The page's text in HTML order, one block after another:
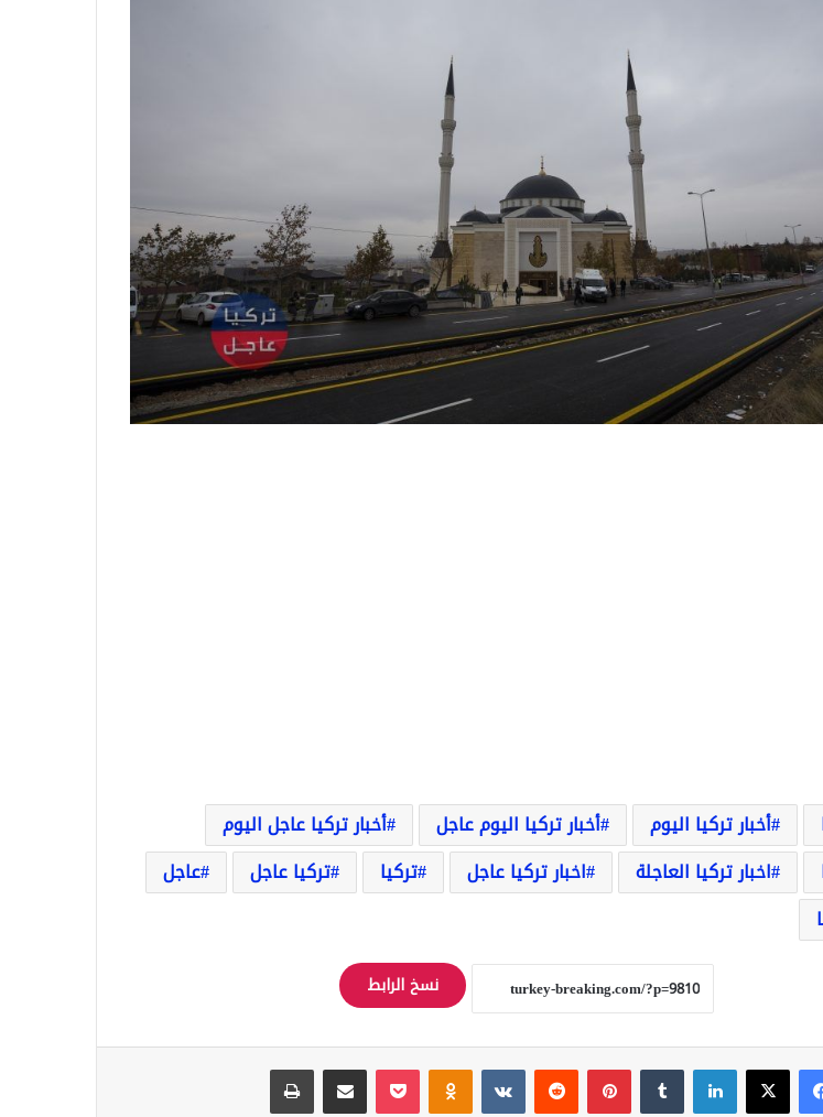
أخبار تركيا اليوم أخبار تركيا اليوم عاجل
أخبار تركيا عاجل اليوم
اخبار تركيا العاجلة اخبار تركيا عاجل تركيا تركيا عاجل
عاجل
نسخ الرابط
فيسبوك‫X لينكدإن بينتيريست Odnoklassniki
‫Pocket مشاركة عبر البريد طباعة